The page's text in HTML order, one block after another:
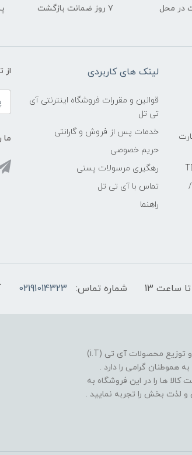
در محل ۷ روز ضمانت بازگشت
لینک های کاربردی
قوانین و مقررات فروشگاه اینترنتی آی
تی تل
خدمات پس از فروش و گارانتی
حریم خصوصی
رهگیری مرسولات پستی
تماس با آی تی تل
راهنما
از
ما
شماره تماس: 02191014323
فروشگاه موبایل آی تی تل از سال 1380 افتخار خدمت گذاری در عرصه تولید و توزیع محصولات آی تی (i.T)
هموطنان گرامی را دارد .
ها را در این فروشگاه به
و لذت بخش را تجربه نمایید .